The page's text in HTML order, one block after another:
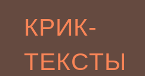
КРИК-
ТЕКСТЫ